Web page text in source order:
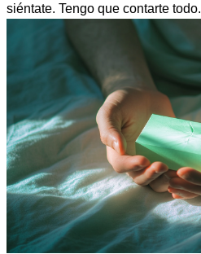
siéntate. Tengo que contarte todo.